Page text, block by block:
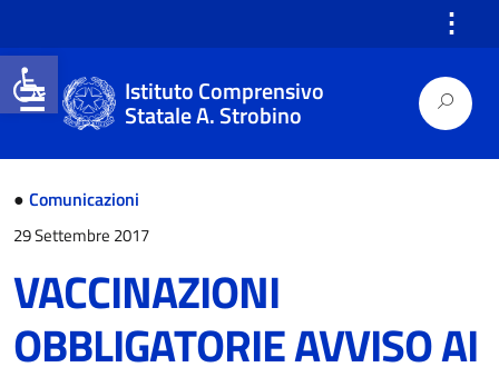
Open toolbar
⋮
Istituto Comprensivo
Statale A. Strobino
● Comunicazioni
29 Settembre 2017
VACCINAZIONI
OBBLIGATORIE AVVISO AI